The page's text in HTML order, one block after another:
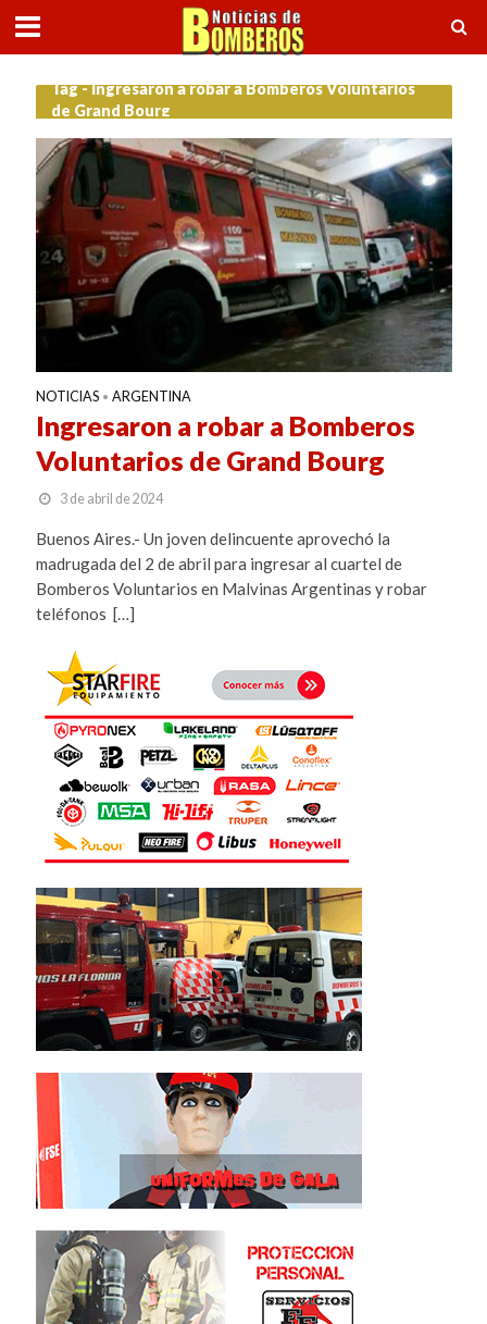
Tag - Ingresaron a robar a Bomberos Voluntarios
de Grand Bourg
NOTICIAS • ARGENTINA
Ingresaron a robar a Bomberos
Voluntarios de Grand Bourg
3 de abril de 2024
Buenos Aires.- Un joven delincuente aprovechó la
madrugada del 2 de abril para ingresar al cuartel de
Bomberos Voluntarios en Malvinas Argentinas y robar
teléfonos […]